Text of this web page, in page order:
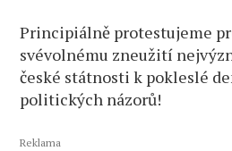
Principiálně protestujeme
svévolnému zneužití
české státnosti k pokleslé
politických názorů!
Reklama